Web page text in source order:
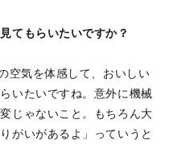
てもらいたいですか？
空気を体感して、おいしい
いたいですね。意外に機械
じゃないこと。もちろん大
がいがあるよ」っていうと